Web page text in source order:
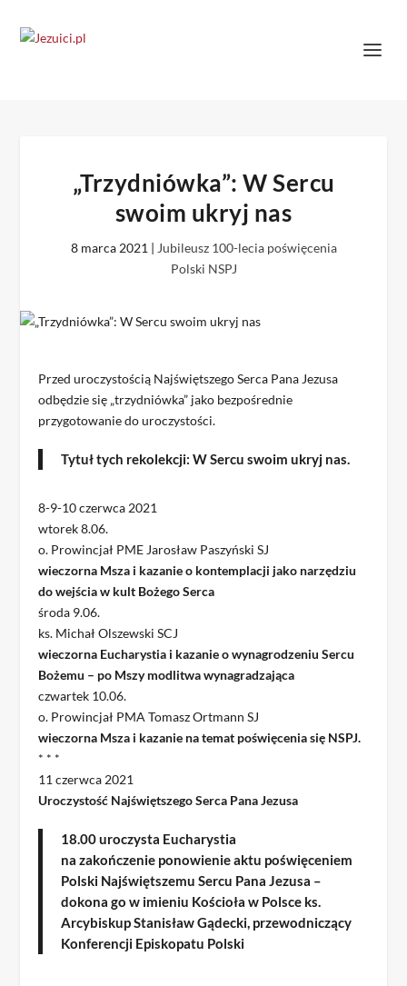
„Trzydniówka”: W Sercu
swoim ukryj nas
8 marca 2021 | Jubileusz 100-lecia poświęcenia
Polski NSPJ
Przed uroczystością Najświętszego Serca Pana Jezusa
odbędzie się „trzydniówka” jako bezpośrednie
przygotowanie do uroczystości.
Tytuł tych rekolekcji: W Sercu swoim ukryj nas.
8-9-10 czerwca 2021
wtorek 8.06.
o. Prowincjał PME Jarosław Paszyński SJ
wieczorna Msza i kazanie o kontemplacji jako narzędziu
do wejścia w kult Bożego Serca
środa 9.06.
ks. Michał Olszewski SCJ
wieczorna Eucharystia i kazanie o wynagrodzeniu Sercu
Bożemu – po Mszy modlitwa wynagradzająca
czwartek 10.06.
o. Prowincjał PMA Tomasz Ortmann SJ
wieczorna Msza i kazanie na temat poświęcenia się NSPJ.
* * *
11 czerwca 2021
Uroczystość Najświętszego Serca Pana Jezusa
18.00 uroczysta Eucharystia
na zakończenie ponowienie aktu poświęceniem
Polski Najświętszemu Sercu Pana Jezusa –
dokona go w imieniu Kościoła w Polsce ks.
Arcybiskup Stanisław Gądecki, przewodniczący
Konferencji Episkopatu Polski